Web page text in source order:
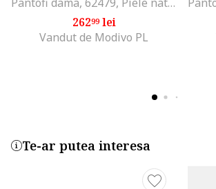
26299lei
Vandut de Modivo PL
Te-ar putea interesa